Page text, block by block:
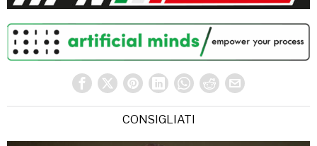
CONSIGLIATI